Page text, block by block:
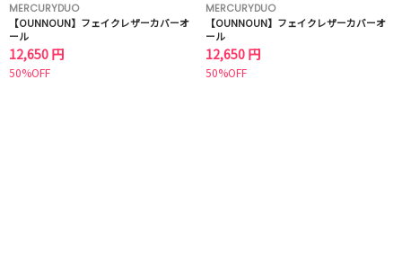
MERCURYDUO
【OUNNOUN】フェイクレザーカバーオ
ール
12,650 円
50%OFF
MERCURYDUO
【OUNNOUN】フェイクレザーカバーオ
ール
12,650 円
50%OFF